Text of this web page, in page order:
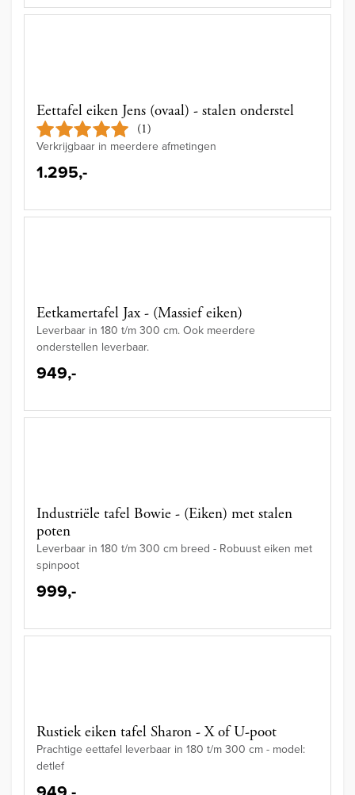
Eettafel eiken Jens (ovaal) - stalen onderstel
(1)
Verkrijgbaar in meerdere afmetingen
1.295,-
Eetkamertafel Jax - (Massief eiken)
Leverbaar in 180 t/m 300 cm. Ook meerdere
onderstellen leverbaar.
949,-
Industriële tafel Bowie - (Eiken) met stalen
poten
Leverbaar in 180 t/m 300 cm breed - Robuust eiken met
spinpoot
999,-
Rustiek eiken tafel Sharon - X of U-poot
Prachtige eettafel leverbaar in 180 t/m 300 cm - model:
detlef